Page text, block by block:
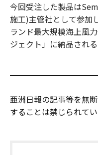
今回受注した製品は
施工)主管社として参加
ランド最大規模海上風
ジェクト」に納品される
亜洲日報の記事等を無
することは禁じられてい